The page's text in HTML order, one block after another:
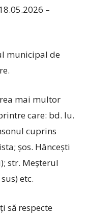
–
municipal de
mai multor
care: bd. Iu.
cuprins
șos. Hâncești
str. Meșterul
etc.
să respecte